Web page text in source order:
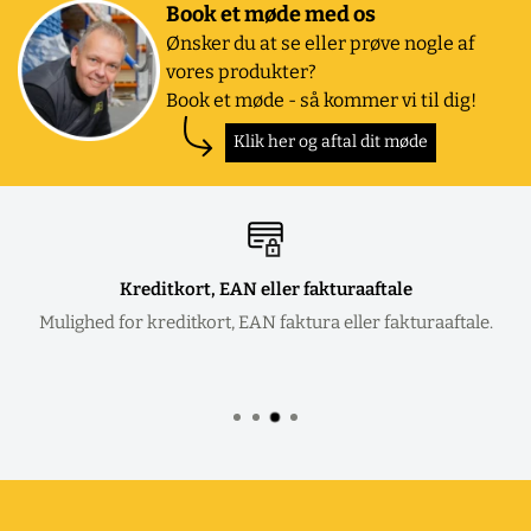
Book et møde med os
Ønsker du at se eller prøve nogle af
vores produkter?
Book et møde - så kommer vi til dig!
Klik her og aftal dit møde
Kreditkort, EAN eller fakturaaftale
Mulighed for kreditkort, EAN faktura eller fakturaaftale.